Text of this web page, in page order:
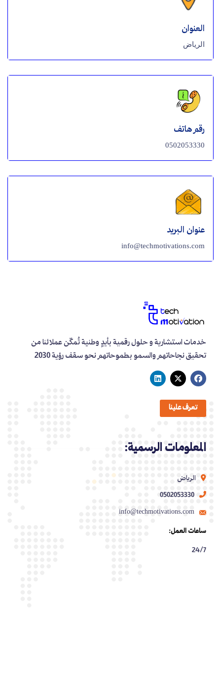
العنوان
الرياض
رقم هاتف
0502053330
عنوان البريد
info@techmotivations.com
خدمات استشارية و حلول رقمية بأيدٍ وطنية تُمكّن عملائنا من
تحقيق نجاحاتهم والسمو بطموحاتهم نحو سقف رؤية 2030
تعرف علينا
المعلومات الرسمية:
الرياض
0502053330
info@techmotivations.com
ساعات العمل:
24/7